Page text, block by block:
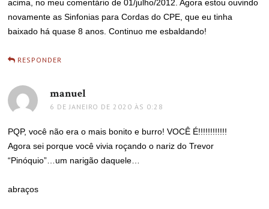
acima, no meu comentário de 01/julho/2012. Agora estou ouvindo
novamente as Sinfonias para Cordas do CPE, que eu tinha
baixado há quase 8 anos. Continuo me esbaldando!
RESPONDER
manuel
6 DE JANEIRO DE 2020 ÀS 0:28
PQP, você não era o mais bonito e burro! VOCÊ É!!!!!!!!!!!!
Agora sei porque você vivia roçando o nariz do Trevor
“Pinóquio”…um narigão daquele…
abraços